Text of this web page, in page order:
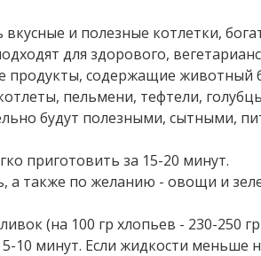
и полезные котлетки,
для здорового,
продукты, содержащие животный
пельмени, тефтели,
будут полезными, сытными,
приготовить за 15-20 минут.
а также по желанию - овощи и
(на 100 гр хлопьев - 230-250
10 минут. Если жидкости меньше